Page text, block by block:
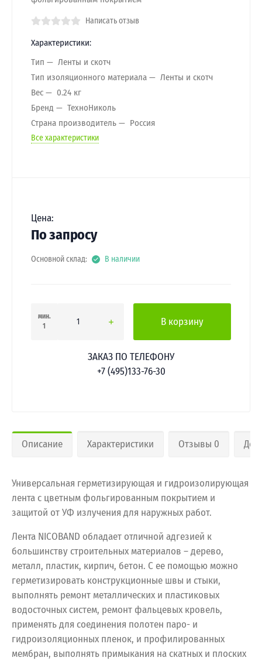
Написать отзыв
Характеристики:
Тип
Ленты и скотч
Тип изоляционного материала
Ленты и скотч
Вес
0.24 кг
Бренд
ТехноНиколь
Страна производитель
Россия
Все характеристики
Цена:
По запросу
Основной склад: В наличии
мин.
1
В корзину
ЗАКАЗ ПО ТЕЛЕФОНУ
+7 (495)133-76-30
Описание Характеристики Отзывы 0
Универсальная герметизирующая и гидроизолирующая
лента с цветным фольгированным покрытием и
защитой от УФ излучения для наружных работ.
Лента NICOBAND обладает отличной адгезией к
большинству строительных материалов – дерево,
металл, пластик, кирпич, бетон. С ее помощью можно
герметизировать конструкционные швы и стыки,
выполнять ремонт металлических и пластиковых
водосточных систем, ремонт фальцевых кровель,
применять для соединения полотен паро- и
гидроизоляционных пленок, и профилированных
мембран, выполнять примыкания на скатных и плоских